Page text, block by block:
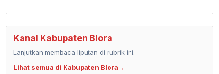
Kanal Kabupaten Blora
Lanjutkan membaca liputan di rubrik ini.
Lihat semua di Kabupaten Blora→